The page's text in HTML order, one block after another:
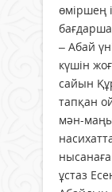
өміршең
– Абай
күшін
сайын
тапқан
мән-
ұстаз